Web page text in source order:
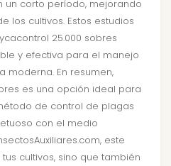
corto período, mejorando
los cultivos. Estos estudios
25.000 sobres
y efectiva para el manejo
moderna. En resumen,
es una opción ideal para
de control de plagas
con el medio
este
cultivos, sino que también